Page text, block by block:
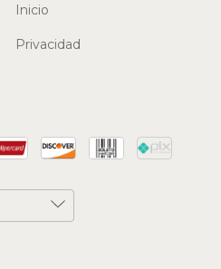
Inicio
Privacidad